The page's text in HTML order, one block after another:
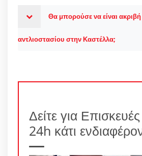
Θα μπορούσε να είναι
αντλιοστασίου στην Καστέλλα;
Δείτε για
24h κάτι